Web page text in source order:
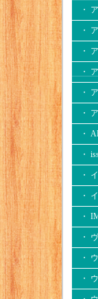
・
・
・
・
・
・
・
・
・
・
・
・
・
・